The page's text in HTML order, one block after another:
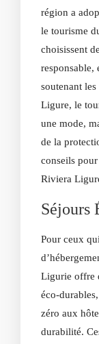
région a
le tourisme
choisissent
responsable,
soutenant
Ligure, le
une mode,
de la
conseils
Riviera
Séjours
Pour ceux
Ligurie offre
éco-
zéro aux
durabilité.